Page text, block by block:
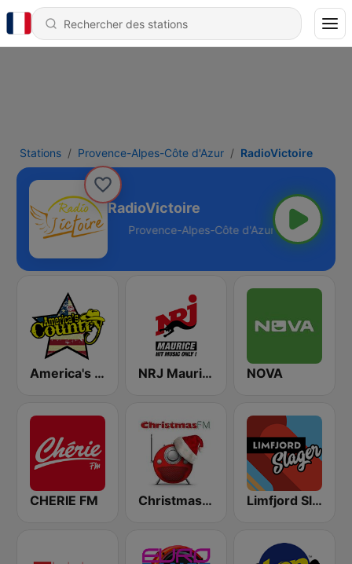
Stations Provence-Alpes-Côte d'Azur RadioVictoire
RadioVictoire
d'Azur - Online
America's Country NRJ Maurice NOVA
CHERIE FM Christmas FM Limfjord Slager